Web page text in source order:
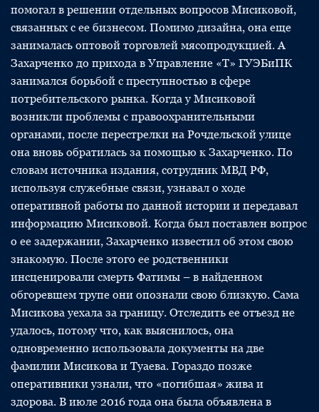
помогал в решении отдельных вопросов Мисиковой,
связанных с ее бизнесом. Помимо дизайна, она еще
занималась оптовой торговлей мясопродукцией. А
Захарченко до прихода в Управление «Т» ГУЭБиПК
занимался борьбой с преступностью в сфере
потребительского рынка. Когда у Мисиковой
возникли проблемы с правоохранительными
органами, после перестрелки на Рочдельской улице
она вновь обратилась за помощью к Захарченко. По
словам источника издания, сотрудник МВД РФ,
используя служебные связи, узнавал о ходе
оперативной работы по данной истории и передавал
информацию Мисиковой. Когда был поставлен вопрос
о ее задержании, Захарченко известил об этом свою
знакомую. После этого ее родственники
инсценировали смерть Фатимы – в найденном
обгоревшем трупе они опознали свою близкую. Сама
Мисикова уехала за границу. Отследить ее отъезд не
удалось, потому что, как выяснилось, она
одновременно использовала документы на две
фамилии Мисикова и Туаева. Гораздо позже
оперативники узнали, что «погибшая» жива и
здорова. В июле 2016 года она была объявлена в